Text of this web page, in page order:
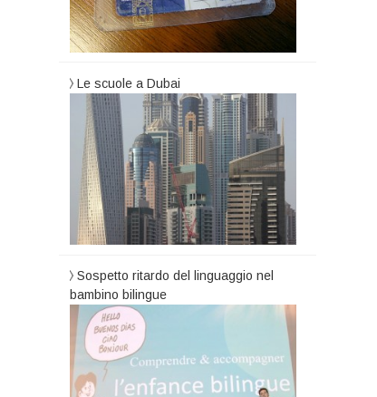
Le scuole a Dubai
Sospetto ritardo del linguaggio nel
bambino bilingue